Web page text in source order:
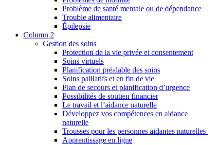
Problème de santé mentale ou de dépendance
Trouble alimentaire
Épilepsie
Column 2
Gestion des soins
Protection de la vie privée et consentement
Soins virtuels
Planification préalable des soins
Soins palliatifs et en fin de vie
Plan de secours et planification d’urgence
Possibilités de soutien financier
Le travail et l’aidance naturelle
Développez vos compétences en aidance
naturelle
Trousses pour les personnes aidantes naturelles
Apprentissage en ligne